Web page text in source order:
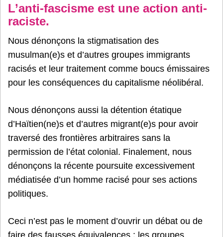
L’anti-fascisme est une action anti-
raciste.
Nous dénonçons la stigmatisation des
musulman(e)s et d’autres groupes immigrants
racisés et leur traitement comme boucs émissaires
pour les conséquences du capitalisme néolibéral.
Nous dénonçons aussi la détention étatique
d’Haïtien(ne)s et d’autres migrant(e)s pour avoir
traversé des frontières arbitraires sans la
permission de l’état colonial. Finalement, nous
dénonçons la récente poursuite excessivement
médiatisée d’un homme racisé pour ses actions
politiques.
Ceci n’est pas le moment d’ouvrir un débat ou de
faire des fausses équivalences : les groupes